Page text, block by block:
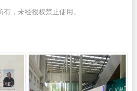
，未经授权禁止使用。